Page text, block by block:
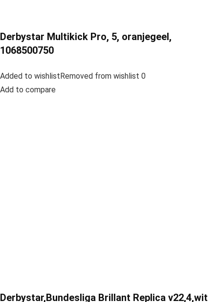
Derbystar Multikick Pro, 5, oranjegeel,
1068500750
Added to wishlistRemoved from wishlist 0
Add to compare
Derbystar,Bundesliga Brillant Replica v22,4,wit